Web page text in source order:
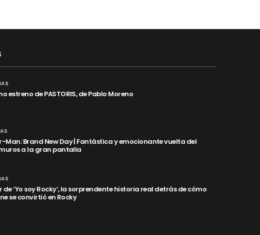
estreno de PASTORIS, de Pablo Moreno
Man: Brand New Day | Fantástica y emocionante vuelta del
a la gran pantalla
de ‘Yo soy Rocky’, la sorprendente historia real detrás de cómo
se convirtió en Rocky